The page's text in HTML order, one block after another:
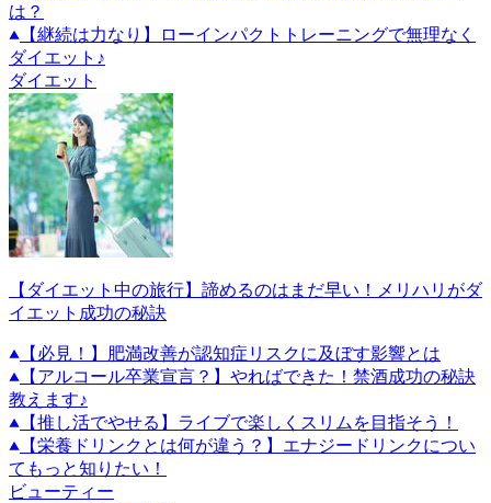
は？
【継続は力なり】ローインパクトトレーニングで無理なく
ダイエット♪
ダイエット
【ダイエット中の旅行】諦めるのはまだ早い！メリハリがダ
イエット成功の秘訣
【必見！】肥満改善が認知症リスクに及ぼす影響とは
【アルコール卒業宣言？】やればできた！禁酒成功の秘訣
教えます♪
【推し活でやせる】ライブで楽しくスリムを目指そう！
【栄養ドリンクとは何が違う？】エナジードリンクについ
てもっと知りたい！
ビューティー